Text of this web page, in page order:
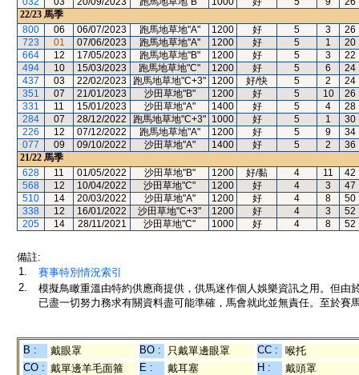
22/23 馬季
800
06 06/07/2023 跑馬地草地"A" 1200 好 5 3
26
723
01 07/06/2023 跑馬地草地"A" 1200 好 5 1
20
664
12 17/05/2023 跑馬地草地"B" 1200 好 5 3
22
494
10 15/03/2023 跑馬地草地"C" 1200 好 5 6
24
437
03 22/02/2023 跑馬地草地"C+3" 1200 好/快 5 2
24
351
07 21/01/2023 沙田草地"B" 1200 好 5 10
26
331
11 15/01/2023 沙田草地"A" 1400 好 5 4
28
284
07 28/12/2022 跑馬地草地"C+3" 1000 好 5 1
30
226
12 07/12/2022 跑馬地草地"A" 1200 好 5 9
34
077
09 09/10/2022 沙田草地"A" 1400 好 5 2
36
21/22 馬季
628
11 01/05/2022 沙田草地"B" 1200 好/黏 4 11
42
568
12 10/04/2022 沙田草地"C" 1200 好 4 3
47
510
14 20/03/2022 沙田草地"A" 1200 好 4 8
50
338
12 16/01/2022 沙田草地"C+3" 1200 好 4 3
52
205
14 28/11/2021 沙田草地"C" 1000 好 4 8 52
備註:
1.
賽事特別情況索引
2.
模擬鳥瞰重溫由特約供應商提供，供馬迷作個人娛樂資訊之用。但
已盡一切努力務求有關資料盡可能準確，馬會就此並無責任。至於賽
B : 戴眼罩 BO : 只戴單邊眼罩 CC :
喉托
CO : 戴單邊羊毛面箍 E : 戴耳塞 H :
戴頭罩